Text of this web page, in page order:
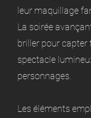
leur maquillage
La soirée
briller pour
spectacle
personnages.
Les éléments